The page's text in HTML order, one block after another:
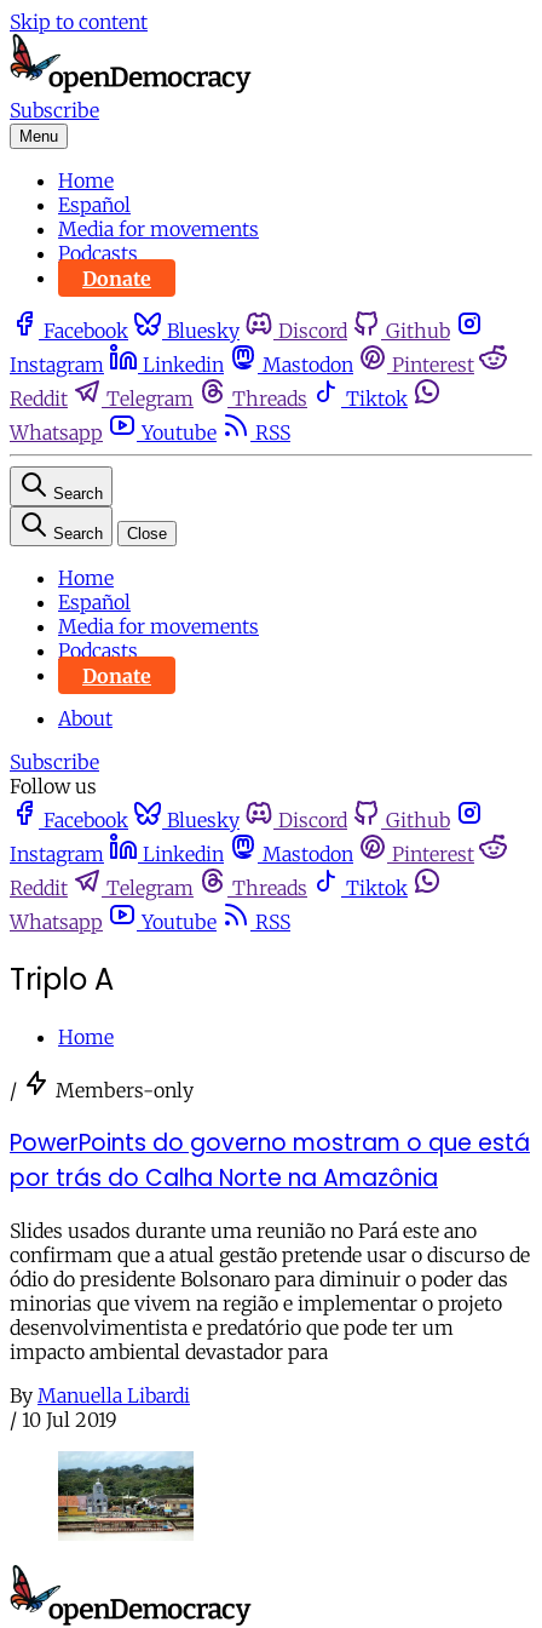
Skip to content
Subscribe
Menu
Home
Español
Media for movements
Podcasts
Donate
Facebook Bluesky Discord
Github
Instagram
Linkedin Mastodon
Pinterest
Reddit
Telegram Threads
Tiktok
Whatsapp
Youtube RSS
Search
Search Close
Home
Español
Media for movements
Podcasts
Donate
About
Subscribe
Follow us
Facebook
Bluesky Discord
Github
Instagram
Linkedin Mastodon
Pinterest
Reddit
Telegram Threads
Tiktok
Whatsapp
Youtube RSS
Triplo A
Home
/ Members-only
PowerPoints do governo mostram o que está
por trás do Calha Norte na Amazônia
Slides usados durante uma reunião no Pará este ano
confirmam que a atual gestão pretende usar o discurso de
ódio do presidente Bolsonaro para diminuir o poder das
minorias que vivem na região e implementar o projeto
desenvolvimentista e predatório que pode ter um
impacto ambiental devastador para
By Manuella Libardi
/ 10 Jul 2019